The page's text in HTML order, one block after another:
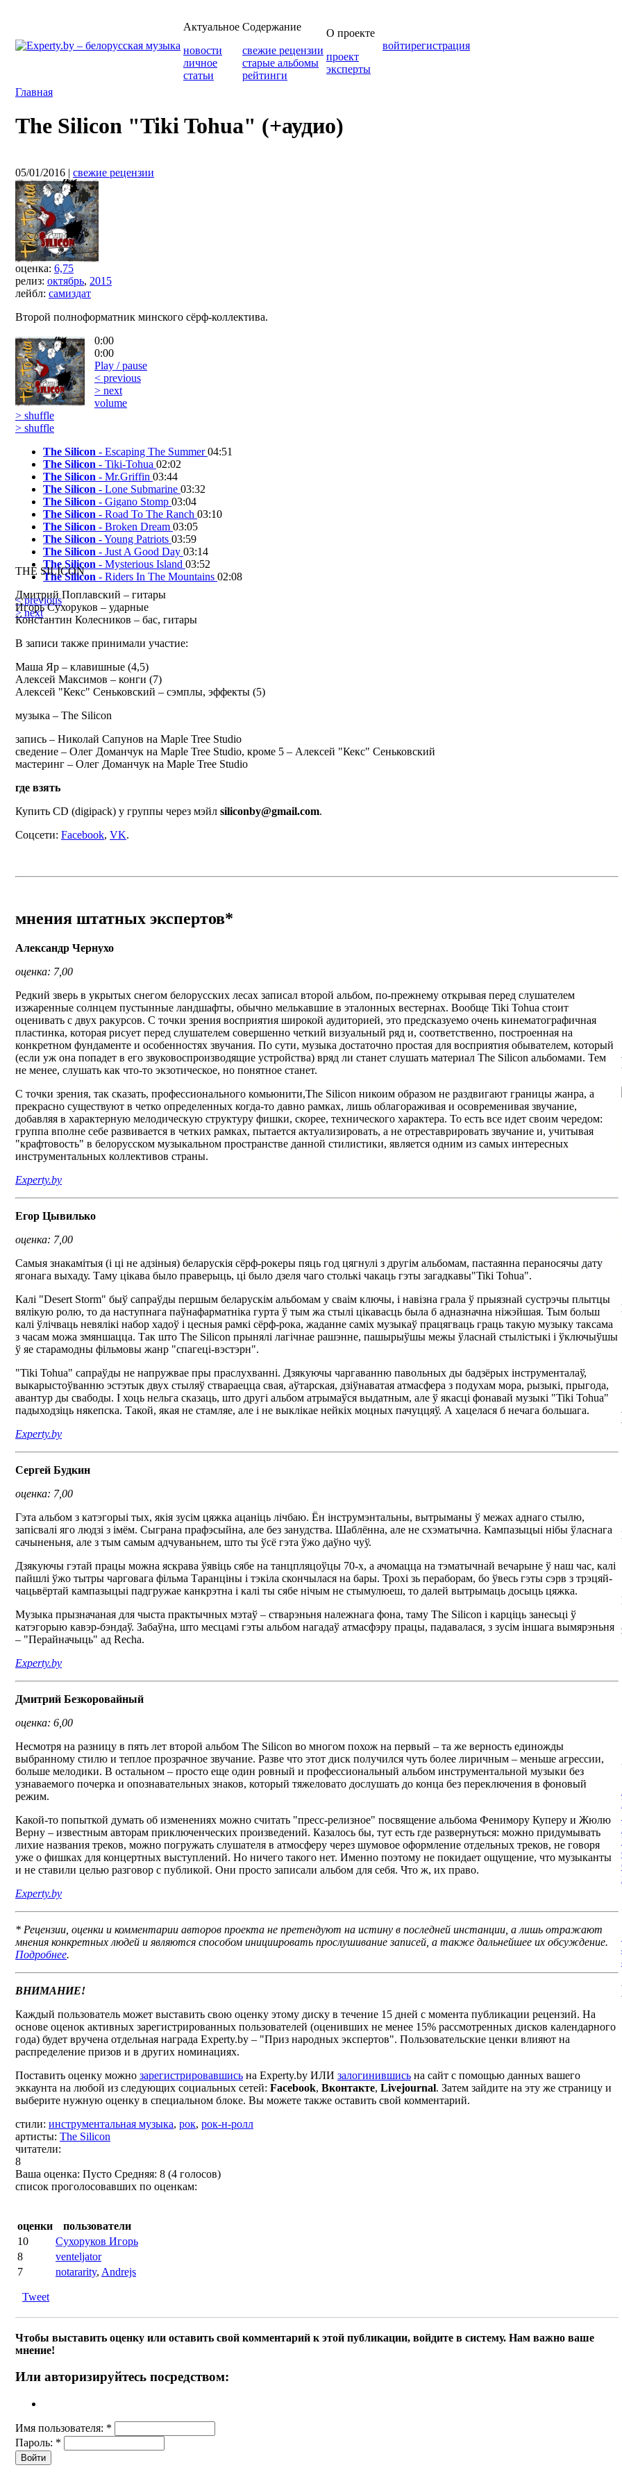
Актуальное
новости
личное
статьи
Содержание
свежие рецензии
старые альбомы
рейтинги
О проекте
проект
эксперты
войтирегистрация
Главная
The Silicon "Tiki Tohua" (+аудио)
05/01/2016 | свежие рецензии
оценка: 6,75
релиз: октябрь, 2015
лейбл: самиздат
Второй полноформатник минского сёрф-коллектива.
0:00
0:00
Play / pause
< previous
> next
volume
> shuffle
> shuffle
The Silicon - Escaping The Summer04:51
The Silicon - Tiki-Tohua 02:02
The Silicon - Mr.Griffin 03:44
The Silicon - Lone Submarine 03:32
The Silicon - Gigano Stomp 03:04
The Silicon - Road To The Ranch 03:10
The Silicon - Broken Dream 03:05
The Silicon - Young Patriots 03:59
The Silicon - Just A Good Day 03:14
The Silicon - Mysterious Island 03:52
The Silicon - Riders In The Mountains 02:08
< previous
> next
THE SILICON
Дмитрий Поплавский – гитары
Игорь Сухоруков – ударные
Константин Колесников – бас, гитары
В записи также принимали участие:
Маша Яр – клавишные (4,5)
Алексей Максимов – конги (7)
Алексей "Кекс" Сеньковский – сэмплы, эффекты (5)
музыка – The Silicon
запись – Николай Сапунов на Maple Tree Studio
сведение – Олег Доманчук на Maple Tree Studio, кроме 5 – Алексей "Кекс" Сеньковский
мастеринг – Олег Доманчук на Maple Tree Studio
где взять
Купить CD (digipack) у группы через мэйл siliconby@gmail.com.
Cоцсети: Facebook, VK.
мнения штатных экспертов*
Александр Чернухо
оценка: 7,00
Редкий зверь в укрытых снегом белорусских лесах записал второй альбом, по-прежнему открывая перед слушателем
изжаренные солнцем пустынные ландшафты, обычно мелькавшие в эталонных вестернах. Вообще Tiki Tohua стоит
оценивать с двух ракурсов. С точки зрения восприятия широкой аудиторией, это предсказуемо очень кинематографичная
пластинка, которая рисует перед слушателем совершенно четкий визуальный ряд и, соответственно, построенная на
конкретном фундаменте и особенностях звучания. По сути, музыка достаточно простая для восприятия обывателем, который
(если уж она попадет в его звуковоспроизводящие устройства) вряд ли станет слушать материал The Silicon альбомами. Тем
не менее, слушать как что-то экзотическое, но понятное станет.
С точки зрения, так сказать, профессионального комьюнити,The Silicon никоим образом не раздвигают границы жанра, а
прекрасно существуют в четко определенных когда-то давно рамках, лишь облагораживая и осовременивая звучание,
добавляя в характерную мелодическую структуру фишки, скорее, технического характера. То есть все идет своим чередом:
группа вполне себе развивается в четких рамках, пытается актуализировать, а не отреставрировать звучание и, учитывая
"крафтовость" в белорусском музыкальном пространстве данной стилистики, является одним из самых интересных
инструментальных коллективов страны.
Experty.by
Егор Цывилько
оценка: 7,00
Самыя знакамітыя (і ці не адзіныя) беларускія сёрф-рокеры пяць год цягнулі з другім альбомам, пастаянна пераносячы дату
ягонага выхаду. Таму цікава было праверыць, ці было дзеля чаго столькі чакаць гэты загадкавы"Tiki Tohua".
Калі "Desert Storm" быў сапраўды першым беларускім альбомам у сваім ключы, і навізна грала ў прыязнай сустрэчы плытцы
вялікую ролю, то да наступнага паўнафарматніка гурта ў тым жа стылі цікавасць была б адназначна ніжэйшая. Тым больш
калі ўлічваць невялікі набор хадоў і цесныя рамкі сёрф-рока, жаданне саміх музыкаў працягваць граць такую музыку таксама
з часам можа змяншацца. Так што The Silicon прынялі лагічнае рашэнне, пашырыўшы межы ўласнай стылістыкі і ўключыўшы
ў яе старамодны фільмовы жанр "спагеці-вэстэрн".
"Tiki Tohua" сапраўды не напружвае пры праслухванні. Дзякуючы чаргаванню павольных ды бадзёрых інструменталаў,
выкарыстоўванню эстэтык двух стыляў ствараецца свая, аўтарская, дзіўнаватая атмасфера з подухам мора, рызыкі, прыгода,
авантур ды свабоды. І хоць нельга сказаць, што другі альбом атрымаўся выдатным, але ў якасці фонавай музыкі "Tiki Tohua"
падыходзіць някепска. Такой, якая не стамляе, але і не выклікае нейкіх моцных пачуццяў. А хацелася б нечага большага.
Experty.by
Сергей Будкин
оценка: 7,00
Гэта альбом з катэгорыі тых, якія зусім цяжка ацаніць лічбаю. Ён інструмэнтальны, вытрыманы ў межах аднаго стылю,
запісвалі яго людзі з імём. Сыграна прафэсыйна, але без занудства. Шаблённа, але не схэматычна. Кампазыцыі нібы ўласнага
сачыненьня, але з тым самым адчуваньнем, што ты ўсё гэта ўжо даўно чуў.
Дзякуючы гэтай працы можна яскрава ўявіць сябе на танцпляцоўцы 70-х, а ачомацца на тэматычнай вечарыне ў наш час, калі
пайшлі ўжо тытры чарговага фільма Таранціны і тэкіла скончылася на бары. Трохі зь пераборам, бо ўвесь гэты сэрв з трэцяй-
чацьвёртай кампазыцыі падгружае канкрэтна і калі ты сябе нічым не стымулюеш, то далей вытрымаць досыць цяжка.
Музыка прызначаная для чыста практычных мэтаў – стварэньня належнага фона, таму The Silicon і карціць занесьці ў
катэгорыю кавэр-бэндаў. Забаўна, што месцамі гэты альбом нагадаў атмасфэру працы, падавалася, з зусім іншага вымярэньня
– "Перайначыць" ад Recha.
Experty.by
Дмитрий Безкоровайный
оценка: 6,00
Несмотря на разницу в пять лет второй альбом The Silicon во многом похож на первый – та же верность единожды
выбранному стилю и теплое прозрачное звучание. Разве что этот диск получился чуть более лиричным – меньше агрессии,
больше мелодики. В остальном – просто еще один ровный и профессиональный альбом инструментальной музыки без
узнаваемого почерка и опознавательных знаков, который тяжеловато дослушать до конца без переключения в фоновый
режим.
Какой-то попыткой думать об изменениях можно считать "пресс-релизное" посвящение альбома Фенимору Куперу и Жюлю
Верну – известным авторам приключенческих произведений. Казалось бы, тут есть где развернуться: можно придумывать
лихие названия треков, можно погружать слушателя в атмосферу через шумовое оформление отдельных треков, не говоря
уже о фишках для концертных выступлений. Но ничего такого нет. Именно поэтому не покидает ощущение, что музыканты
и не ставили целью разговор с публикой. Они просто записали альбом для себя. Что ж, их право.
Experty.by
* Рецензии, оценки и комментарии авторов проекта не претендуют на истину в последней инстанции, а лишь отражают
мнения конкретных людей и являются способом инициировать прослушивание записей, а также дальнейшее их обсуждение.
Подробнее.
ВНИМАНИЕ!
Каждый пользователь может выставить свою оценку этому диску в течение 15 дней с момента публикации рецензий. На
основе оценок активных зарегистрированных пользователей (оценивших не менее 15% рассмотренных дисков календарного
года) будет вручена отдельная награда Experty.by – "Приз народных экспертов". Пользовательские ценки влияют на
распределение призов и в других номинациях.
Поставить оценку можно зарегистрировавшись на Experty.by ИЛИ залогинившись на сайт с помощью данных вашего
эккаунта на любой из следующих социальных сетей: Facebook, Вконтакте, Livejournal. Затем зайдите на эту же страницу и
выберите нужную оценку в специальном блоке. Вы можете также оставить свой комментарий.
стили: инструментальная музыка, рок, рок-н-ролл
артисты: The Silicon
читатели:
8
Ваша оценка: Пусто Средняя: 8 (4 голосов)
список проголосовавших по оценкам:
оценки
пользователи
10
Сухоруков Игорь
8
venteljator
7
notararity, Andrejs
Tweet
Чтобы выставить оценку или оставить свой комментарий к этой публикации, войдите в систему. Нам важно ваше
мнение!
Или авторизируйтесь посредством:
Имя пользователя: *
Пароль: *